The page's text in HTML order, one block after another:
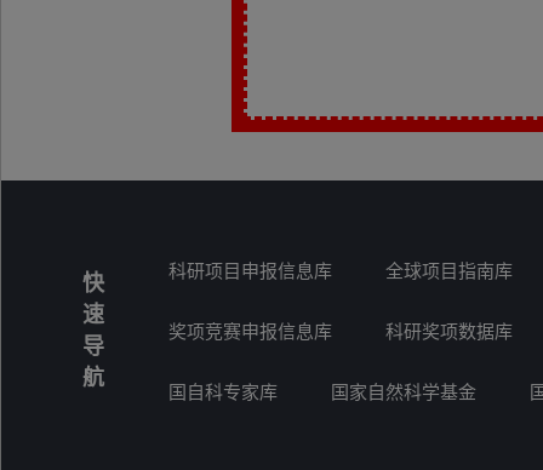
快
速
导
航
科研项目申报信息库 全球项目指南库
奖项竞赛申报信息库 科研奖项数据库
国自科专家库 国家自然科学基金